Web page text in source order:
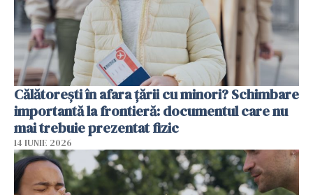
Călătorești în afara țării cu minori? Schimbare
importantă la frontieră: documentul care nu
mai trebuie prezentat fizic
14 IUNIE 2026